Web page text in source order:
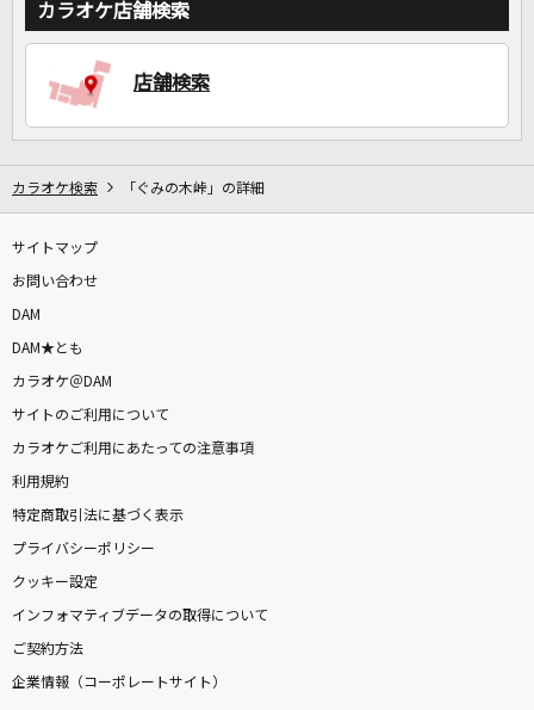
カラオケをもっと楽しもう！
カラオケ店舗検索
店舗検索
カラオケ検索 「ぐみの木峠」の詳細
サイトマップ
お問い合わせ
DAM
DAM★とも
カラオケ＠DAM
サイトのご利用について
カラオケご利用にあたっての注意事項
利用規約
特定商取引法に基づく表示
プライバシーポリシー
クッキー設定
インフォマティブデータの取得について
ご契約方法
企業情報（コーポレートサイト）